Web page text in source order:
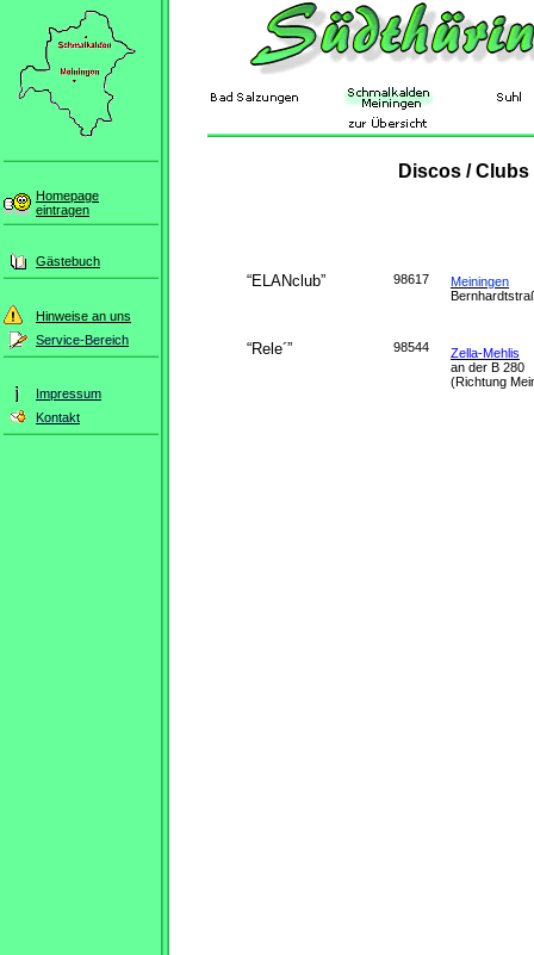
Homepage
eintragen
Gästebuch
Hinweise an uns
Service-Bereich
Impressum
Kontakt
Discos / Clubs
“ELANclub” 98617
Meiningen
“Rele´” 98544
Zella-Mehlis
an der B 280
(Richtung